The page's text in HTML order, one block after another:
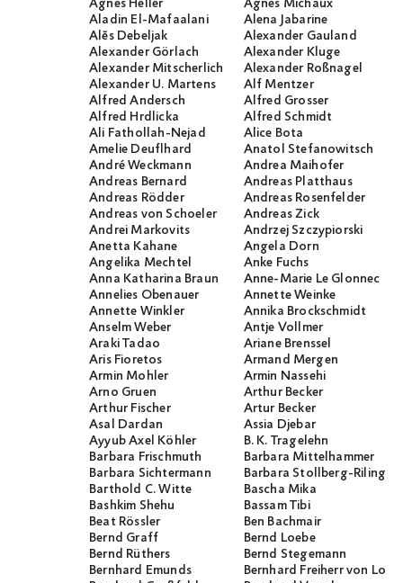
Agnes Heller
Agnès Michaux
Aladin El-Mafaalani
Alena Jabarine
Alĕs Debeljak
Alexander Gauland
Alexander Görlach
Alexander Kluge
Alexander Mitscherlich
Alexander Roßnagel
Alexander U. Martens
Alf Mentzer
Alfred Andersch
Alfred Grosser
Alfred Hrdlicka
Alfred Schmidt
Ali Fathollah-Nejad
Alice Bota
Amelie Deuflhard
Anatol Stefanowitsch
André Weckmann
Andrea Maihofer
Andreas Bernard
Andreas Platthaus
Andreas Rödder
Andreas Rosenfelder
Andreas von Schoeler
Andreas Zick
Andrei Markovits
Andrzej Szczypiorski
Anetta Kahane
Angela Dorn
Angelika Mechtel
Anke Fuchs
Anna Katharina Braun
Anne-Marie Le Glonnec
Annelies Obenauer
Annette Weinke
Annette Winkler
Annika Brockschmidt
Anselm Weber
Antje Vollmer
Araki Tadao
Ariane Brenssel
Aris Fioretos
Armand Mergen
Armin Mohler
Armin Nassehi
Arno Gruen
Arthur Becker
Arthur Fischer
Artur Becker
Asal Dardan
Assia Djebar
Ayyub Axel Köhler
B. K. Tragelehn
Barbara Frischmuth
Barbara Mittelhammer
Barbara Sichtermann
Barbara Stollberg-Rilinger
Barthold C. Witte
Bascha Mika
Bashkim Shehu
Bassam Tibi
Beat Rössler
Ben Bachmair
Bernd Graff
Bernd Loebe
Bernd Rüthers
Bernd Stegemann
Bernhard Emunds
Bernhard Freiherr von